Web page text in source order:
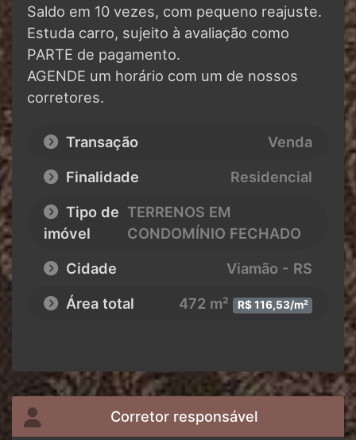
Saldo em 10 vezes, com pequeno reajuste.
Estuda carro, sujeito à avaliação como
PARTE de pagamento.
AGENDE um horário com um de nossos
corretores.
Transação
Venda
Finalidade
Residencial
Tipo de
imóvel
TERRENOS EM
CONDOMÍNIO FECHADO
Cidade
Viamão - RS
Área total
472 m² R$ 116,53/m²
Corretor responsável